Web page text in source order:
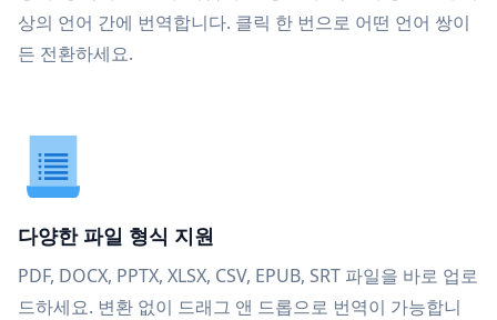
상의 언어 간에 번역합니다. 클릭 한 번으로 어떤 언어 쌍이
든 전환하세요.
다양한 파일 형식 지원
PDF, DOCX, PPTX, XLSX, CSV, EPUB, SRT 파일을 바로 업로
드하세요. 변환 없이 드래그 앤 드롭으로 번역이 가능합니